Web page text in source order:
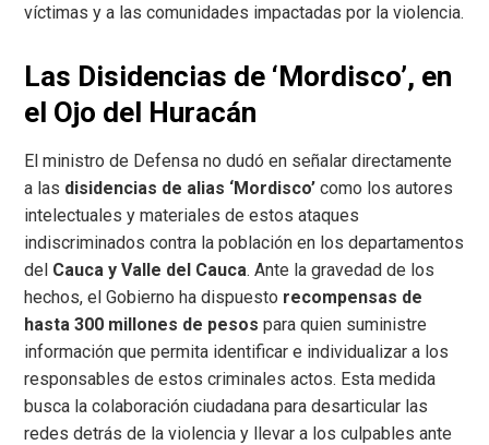
víctimas y a las comunidades impactadas por la violencia.
Las Disidencias de ‘Mordisco’, en
el Ojo del Huracán
El ministro de Defensa no dudó en señalar directamente
a las disidencias de alias ‘Mordisco’ como los autores
intelectuales y materiales de estos ataques
indiscriminados contra la población en los departamentos
del Cauca y Valle del Cauca. Ante la gravedad de los
hechos, el Gobierno ha dispuesto recompensas de
hasta 300 millones de pesos para quien suministre
información que permita identificar e individualizar a los
responsables de estos criminales actos. Esta medida
busca la colaboración ciudadana para desarticular las
redes detrás de la violencia y llevar a los culpables ante